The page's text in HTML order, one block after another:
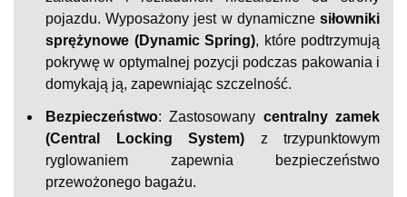
pojazdu. Wyposażony jest w dynamiczne siłowniki
sprężynowe (Dynamic Spring), które podtrzymują
pokrywę w optymalnej pozycji podczas pakowania i
domykają ją, zapewniając szczelność.
Bezpieczeństwo: Zastosowany centralny zamek
(Central Locking System) z trzypunktowym
ryglowaniem zapewnia bezpieczeństwo
przewożonego bagażu.